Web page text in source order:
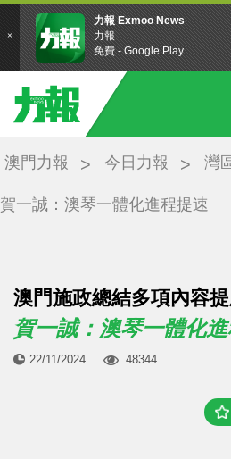
澳門力報 今日力報 灣
賀一誠：澳琴一體化進程提速
澳門施政總結多項內容
賀一誠：澳琴一體化
22/11/2024 48344